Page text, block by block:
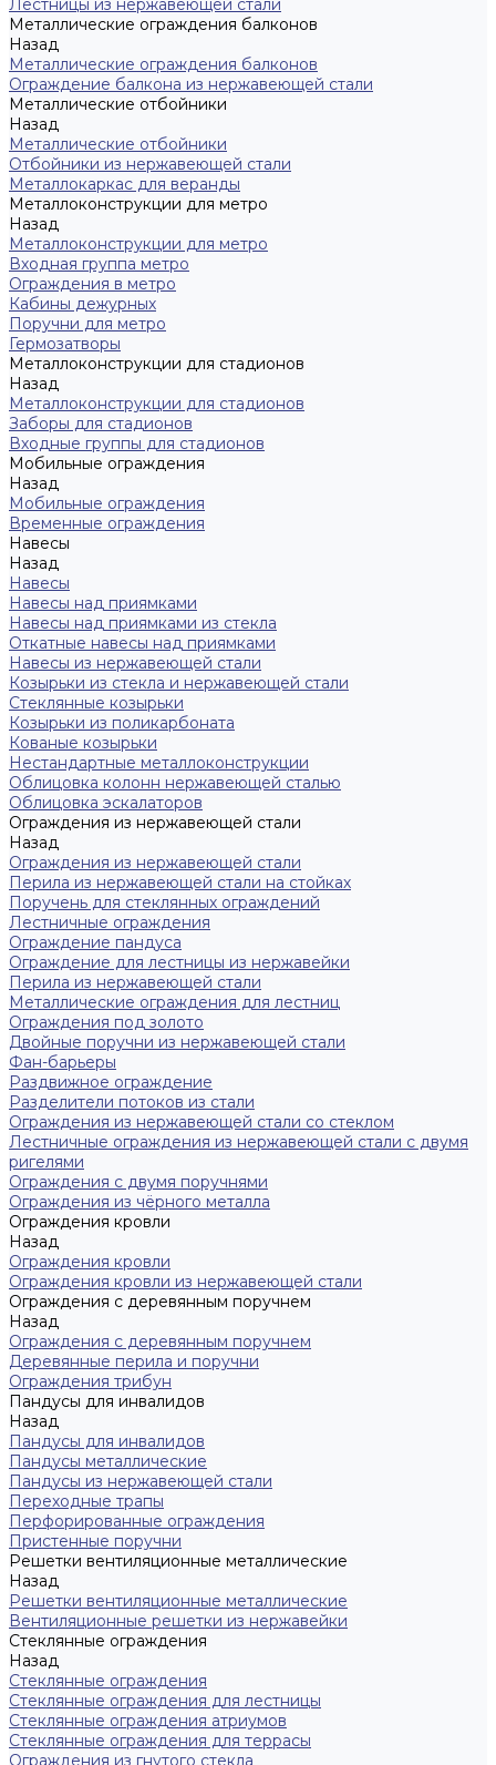
Лестницы из нержавеющей стали
Металлические ограждения балконов
Назад
Металлические ограждения балконов
Ограждение балкона из нержавеющей стали
Металлические отбойники
Назад
Металлические отбойники
Отбойники из нержавеющей стали
Металлокаркас для веранды
Металлоконструкции для метро
Назад
Металлоконструкции для метро
Входная группа метро
Ограждения в метро
Кабины дежурных
Поручни для метро
Гермозатворы
Металлоконструкции для стадионов
Назад
Металлоконструкции для стадионов
Заборы для стадионов
Входные группы для стадионов
Мобильные ограждения
Назад
Мобильные ограждения
Временные ограждения
Навесы
Назад
Навесы
Навесы над приямками
Навесы над приямками из стекла
Откатные навесы над приямками
Навесы из нержавеющей стали
Козырьки из стекла и нержавеющей стали
Стеклянные козырьки
Козырьки из поликарбоната
Кованые козырьки
Нестандартные металлоконструкции
Облицовка колонн нержавеющей сталью
Облицовка эскалаторов
Ограждения из нержавеющей стали
Назад
Ограждения из нержавеющей стали
Перила из нержавеющей стали на стойках
Поручень для стеклянных ограждений
Лестничные ограждения
Ограждение пандуса
Ограждение для лестницы из нержавейки
Перила из нержавеющей стали
Металлические ограждения для лестниц
Ограждения под золото
Двойные поручни из нержавеющей стали
Фан-барьеры
Раздвижное ограждение
Разделители потоков из стали
Ограждения из нержавеющей стали со стеклом
Лестничные ограждения из нержавеющей стали с двумя
ригелями
Ограждения с двумя поручнями
Ограждения из чёрного металла
Ограждения кровли
Назад
Ограждения кровли
Ограждения кровли из нержавеющей стали
Ограждения с деревянным поручнем
Назад
Ограждения с деревянным поручнем
Деревянные перила и поручни
Ограждения трибун
Пандусы для инвалидов
Назад
Пандусы для инвалидов
Пандусы металлические
Пандусы из нержавеющей стали
Переходные трапы
Перфорированные ограждения
Пристенные поручни
Решетки вентиляционные металлические
Назад
Решетки вентиляционные металлические
Вентиляционные решетки из нержавейки
Стеклянные ограждения
Назад
Стеклянные ограждения
Стеклянные ограждения для лестницы
Стеклянные ограждения атриумов
Cтеклянные ограждения для террасы
Ограждения из гнутого стекла